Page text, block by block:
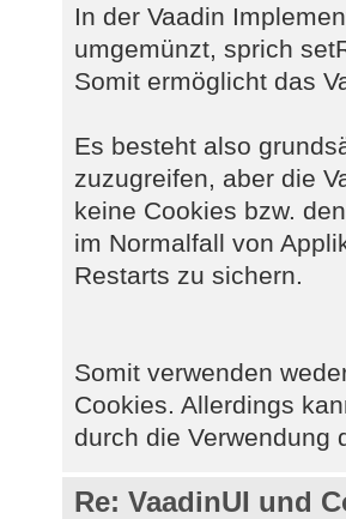
In der Vaadin
umgemünzt, sprich
Somit ermöglicht das
Es besteht also
zuzugreifen, aber die
keine Cookies bzw.
im Normalfall von
Restarts zu sichern.
Somit verwenden
Cookies. Allerdings
durch die Verwendung
Re: VaadinUI und